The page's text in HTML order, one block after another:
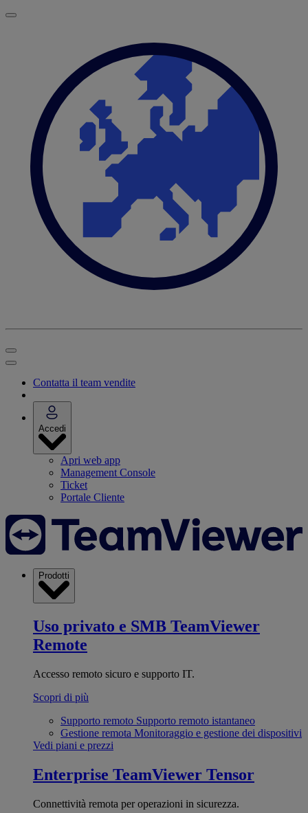
Contatta il team vendite
Accedi
Apri web app
Management Console
Ticket
Portale Cliente
Prodotti
Uso privato e SMB TeamViewer
Remote
Accesso remoto sicuro e supporto IT.
Scopri di più
Supporto remoto Supporto remoto istantaneo
Gestione remota Monitoraggio e gestione dei dispositivi
Vedi piani e prezzi
Enterprise TeamViewer Tensor
Connettività remota per operazioni in sicurezza.